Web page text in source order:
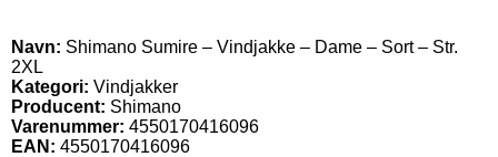
Navn: Shimano Sumire – Vindjakke – Dame – Sort – Str.
2XL
Kategori: Vindjakker
Producent: Shimano
Varenummer: 4550170416096
EAN: 4550170416096